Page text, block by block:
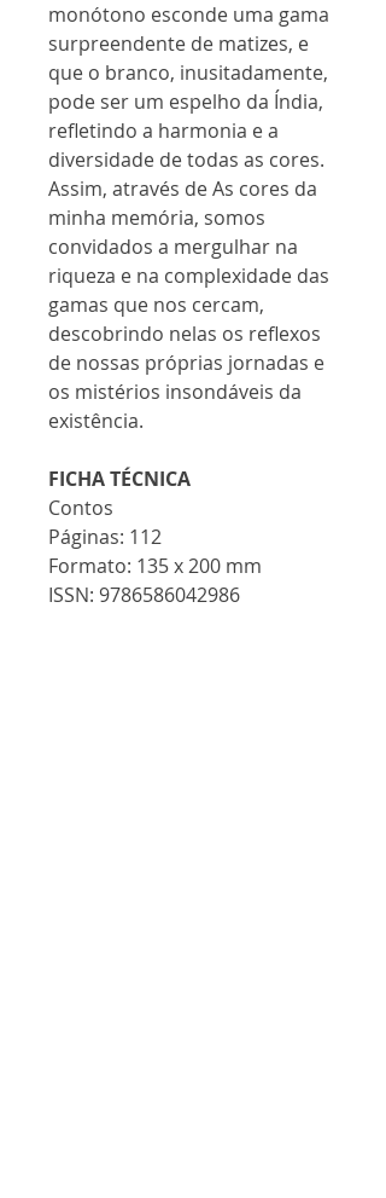
monótono esconde uma gama
surpreendente de matizes, e
que o branco, inusitadamente,
pode ser um espelho da Índia,
refletindo a harmonia e a
diversidade de todas as cores.
Assim, através de As cores da
minha memória, somos
convidados a mergulhar na
riqueza e na complexidade das
gamas que nos cercam,
descobrindo nelas os reflexos
de nossas próprias jornadas e
os mistérios insondáveis da
existência.
FICHA TÉCNICA
Contos
Páginas: 112
Formato: 135 x 200 mm
ISSN: 9786586042986